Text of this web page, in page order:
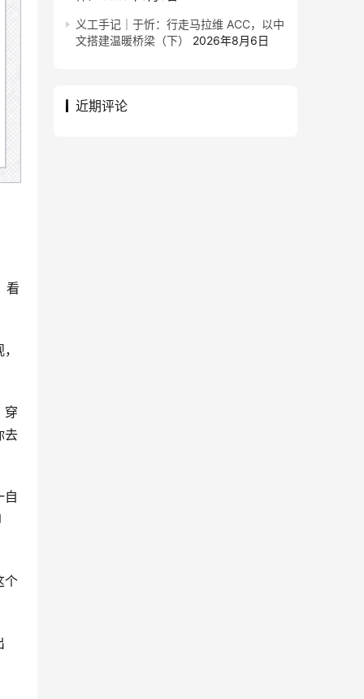
看
穿
去
自
个
义工手记｜于忻：行走马拉维 ACC，以中
文搭建温暖桥梁（下）
2026年8月6日
近期评论